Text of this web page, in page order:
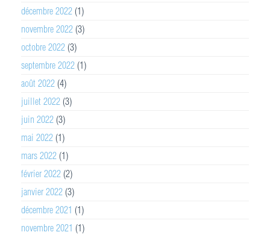
décembre 2022 (1)
novembre 2022 (3)
octobre 2022 (3)
septembre 2022 (1)
août 2022 (4)
juillet 2022 (3)
juin 2022 (3)
mai 2022 (1)
mars 2022 (1)
février 2022 (2)
janvier 2022 (3)
décembre 2021 (1)
novembre 2021 (1)